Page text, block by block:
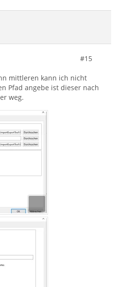
#15
mittleren kann ich nicht
Pfad angebe ist dieser nach
weg.